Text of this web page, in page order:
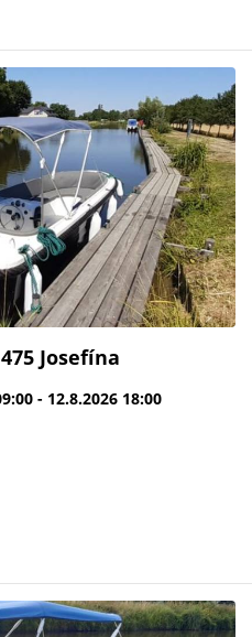
Josefína
- 12.8.2026 18:00